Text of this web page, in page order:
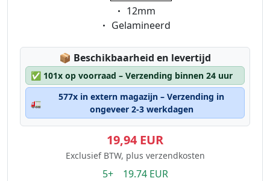
Eigenschaft:
12mm
Eigenschaft:
Gelamineerd
📦 Lagerstatus:
Beschikbaarheid en levertijd
✅ 101x op voorraad – Verzending binnen 24 uur
🚛
577x in extern magazijn – Verzending in
ongeveer 2-3 werkdagen
19,94 EUR
Exclusief BTW, plus verzendkosten
5+ 19.74 EUR